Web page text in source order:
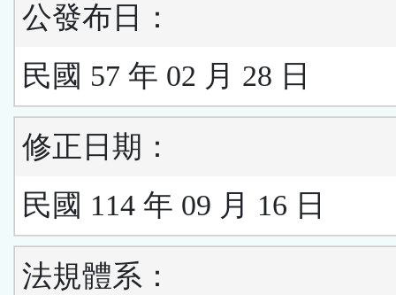
公發布日：
民國 57 年 02 月 28 日
修正日期：
民國 114 年 09 月 16 日
法規體系：